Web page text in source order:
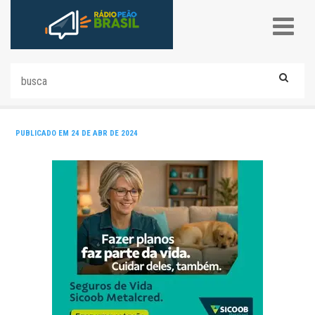
PUBLICADO EM 24 DE ABR DE 2024